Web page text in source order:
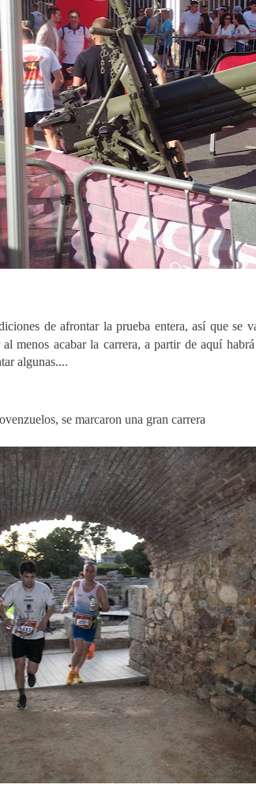
de afrontar la prueba entera, así que se
menos acabar la carrera, a partir de aquí
algunas....
se marcaron una gran carrera